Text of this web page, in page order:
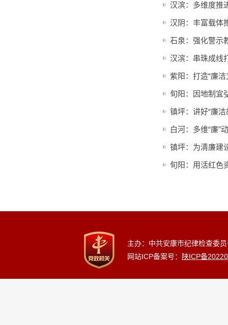
汉滨：多维度推
汉阴：丰富载体
石泉：强化警示
汉滨：串珠成线
紫阳：打造“廉
旬阳：因地制宜
镇坪：讲好“廉洁
白河：多维“廉”
镇坪：为清廉建
旬阳：用活红色
主办：中共安康市纪律检查委
网站ICP备案号：
陕ICP备